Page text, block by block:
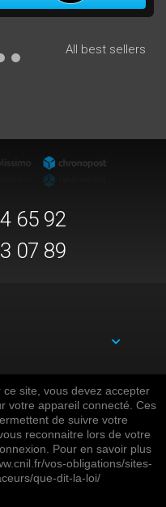
All best sellers
65 92
07 89
site, vous devez accepter
votre appareil connecté. Ces
de suivre votre
reconnaitre lors de votre
Pour en savoir plus
vos-obligations/sites-
que-dit-la-loi/
- All rights reserved